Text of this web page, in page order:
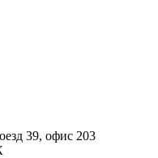
39, офис 203